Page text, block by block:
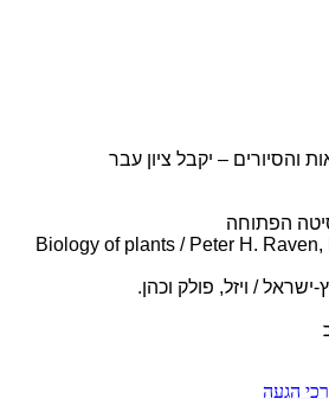
– יקבל ציון עבר
הפתוחה
.Biology of plants / Peter H.
/ ויזל, פולק וכהן.
הגעה